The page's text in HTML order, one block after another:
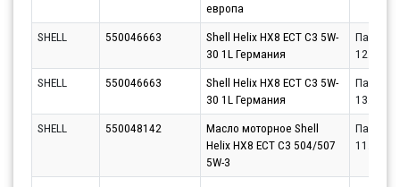
европа
SHELL 550046663
Shell Helix HX8 ECT C3 5W-
30 1L Германия
Партнёр
SHELL
550046663
Shell Helix HX8 ECT C3 5W-
30 1L Германия
Партнёр
SHELL
550048142
Масло моторное Shell
Helix HX8 ECT C3 504/507
5W-3
Партнёр